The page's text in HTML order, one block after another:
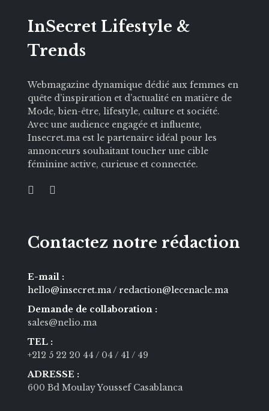
InSecret Lifestyle &
Trends
Webmagazine dynamique dédié aux femmes en
quête d’inspiration et d’actualité en matière de
Mode, bien-être, lifestyle, culture et société.
Avec une audience engagée et influente,
Insecret.ma est le partenaire idéal pour les
annonceurs souhaitant toucher une cible
féminine active, curieuse et connectée.
Contactez notre rédaction
E-mail :
hello@insecret.ma / redaction@lecenacle.ma
Demande de collaboration :
sales@nelio.ma
TEL :
+212 5 22 20 44 / 04 / 41 / 49
ADRESSE :
600 Bd Moulay Youssef Casablanca